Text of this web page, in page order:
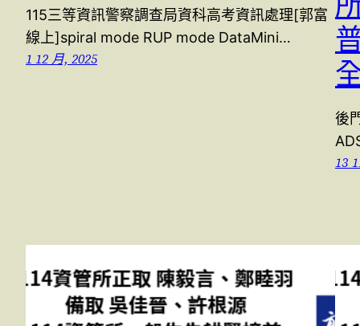
115三等資訊警察調查局資科高考資訊處理[郭富
線上]spiral mode RUP mode DataMini…
1 12 月, 2025
後
13